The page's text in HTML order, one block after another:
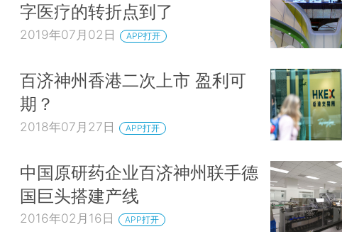
字医疗的转折点到了
2019年07月02日 APP打开
百济神州香港二次上市 盈利可
期？
2018年07月27日 APP打开
中国原研药企业百济神州联手德
国巨头搭建产线
2016年02月16日 APP打开